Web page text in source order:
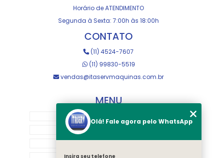
Horário de ATENDIMENTO
Segunda à Sexta: 7:00h às 18:00h
CONTATO
(11) 4524-7607
(11) 99830-5519
vendas@itaservmaquinas.com.br
MENU
MANUTENÇÃO E USINAGEM
Olá! Fale agora pelo WhatsApp
Insira seu telefone